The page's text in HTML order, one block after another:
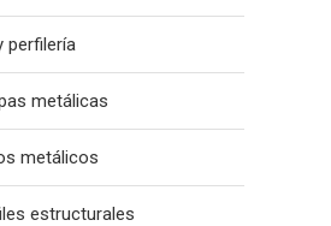
perfilería
metálicas
metálicos
estructurales